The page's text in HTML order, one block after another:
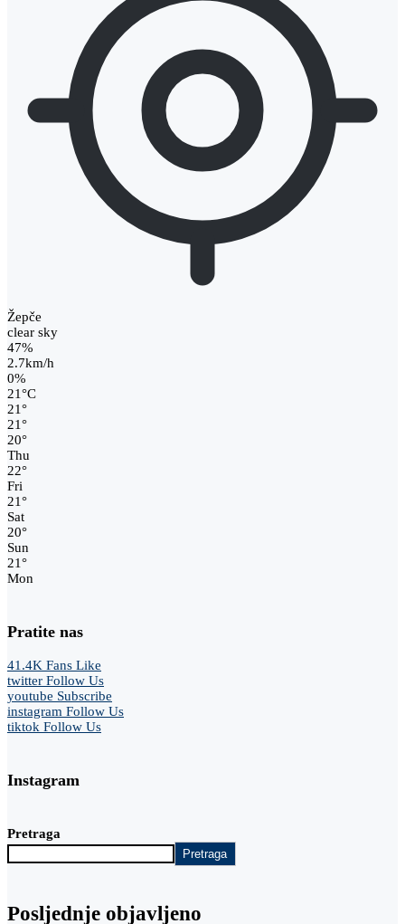
Žepče
clear sky
47%
2.7km/h
0%
21°C
21°
21°
20°
Thu
22°
Fri
21°
Sat
20°
Sun
21°
Mon
Pratite nas
41.4K Fans Like
twitter Follow Us
youtube Subscribe
instagram Follow Us
tiktok Follow Us
Instagram
Pretraga
Pretraga
Posljednje objavljeno